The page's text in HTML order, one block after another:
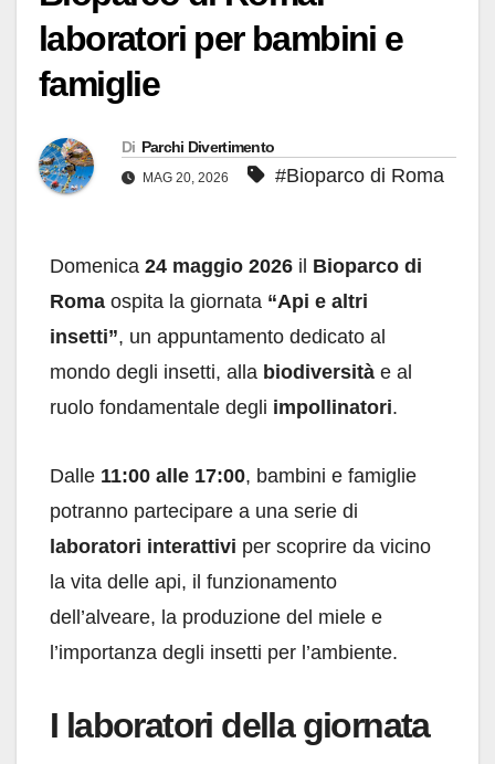
laboratori per bambini e
famiglie
Di Parchi Divertimento
MAG 20, 2026 #Bioparco di Roma
Domenica 24 maggio 2026 il Bioparco di
Roma ospita la giornata “Api e altri
insetti”, un appuntamento dedicato al
mondo degli insetti, alla biodiversità e al
ruolo fondamentale degli impollinatori.
Dalle 11:00 alle 17:00, bambini e famiglie
potranno partecipare a una serie di
laboratori interattivi per scoprire da vicino
la vita delle api, il funzionamento
dell’alveare, la produzione del miele e
l’importanza degli insetti per l’ambiente.
I laboratori della giornata